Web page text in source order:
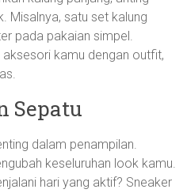
Misalnya, satu set kalung
pada pakaian simpel.
kamu dengan outfit,
Sepatu
dalam penampilan.
keseluruhan look kamu.
hari yang aktif? Sneaker